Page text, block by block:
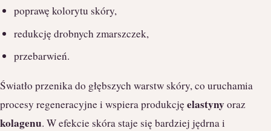
poprawę kolorytu skóry,
redukcję drobnych zmarszczek,
przebarwień.
Światło przenika do głębszych warstw skóry, co uruchamia
procesy regeneracyjne i wspiera produkcję elastynyoraz
kolagenu. W efekcie skóra staje się bardziej jędrna i